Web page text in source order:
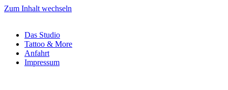
Zum Inhalt wechseln
Das Studio
Tattoo & More
Anfahrt
Impressum